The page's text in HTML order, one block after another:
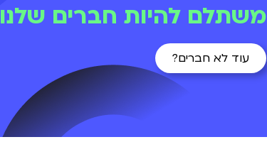
משתלם להיות חברים שלנו
עוד לא חברים?